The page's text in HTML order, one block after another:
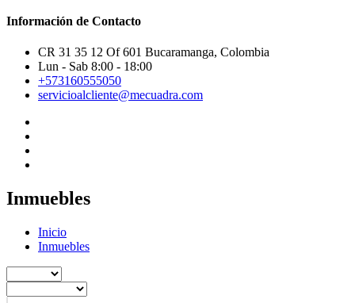
Información de Contacto
CR 31 35 12 Of 601 Bucaramanga, Colombia
Lun - Sab 8:00 - 18:00
+573160555050
servicioalcliente@mecuadra.com
Inmuebles
Inicio
Inmuebles